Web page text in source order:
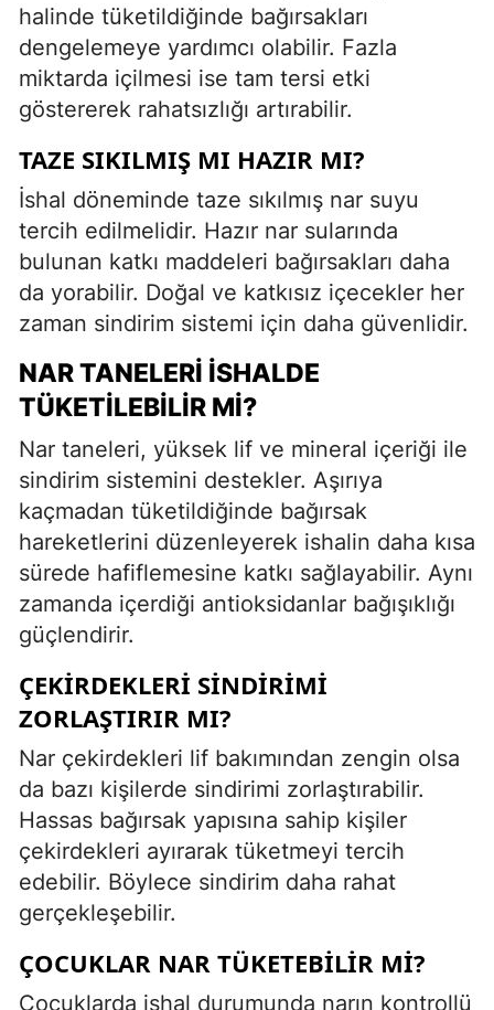
halinde tüketildiğinde bağırsakları
dengelemeye yardımcı olabilir. Fazla
miktarda içilmesi ise tam tersi etki
göstererek rahatsızlığı artırabilir.
TAZE SIKILMIŞ MI HAZIR MI?
İshal döneminde taze sıkılmış nar suyu
tercih edilmelidir. Hazır nar sularında
bulunan katkı maddeleri bağırsakları daha
da yorabilir. Doğal ve katkısız içecekler her
zaman sindirim sistemi için daha güvenlidir.
NAR TANELERI İSHALDE
TÜKETILEBILIR MI?
Nar taneleri, yüksek lif ve mineral içeriği ile
sindirim sistemini destekler. Aşırıya
kaçmadan tüketildiğinde bağırsak
hareketlerini düzenleyerek ishalin daha kısa
sürede hafiflemesine katkı sağlayabilir. Aynı
zamanda içerdiği antioksidanlar bağışıklığı
güçlendirir.
ÇEKIRDEKLERI SINDIRIMI
ZORLAŞTIRIR MI?
Nar çekirdekleri lif bakımından zengin olsa
da bazı kişilerde sindirimi zorlaştırabilir.
Hassas bağırsak yapısına sahip kişiler
çekirdekleri ayırarak tüketmeyi tercih
edebilir. Böylece sindirim daha rahat
gerçekleşebilir.
ÇOCUKLAR NAR TÜKETEBILIR MI?
Çocuklarda ishal durumunda narın kontrollü